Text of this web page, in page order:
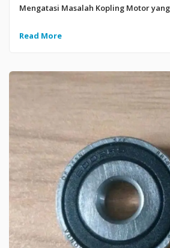
Mengatasi Masalah Kopling Motor
Read More